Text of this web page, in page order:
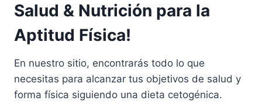
Salud & Nutrición para la
Aptitud Física!
En nuestro sitio, encontrarás todo lo que
necesitas para alcanzar tus objetivos de salud y
forma física siguiendo una dieta cetogénica.